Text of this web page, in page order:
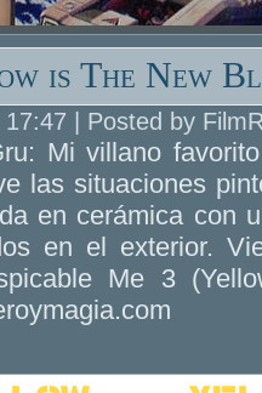
is The New
17:47 | Posted by
Mi villano
las situaciones
en cerámica con
en el exterior.
Me 3